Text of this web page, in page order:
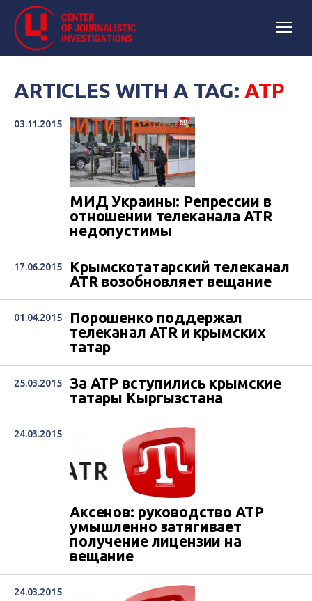
ARTICLES WITH A TAG: АТР
03.11.2015
МИД Украины: Репрессии в
отношении телеканала ATR
недопустимы
17.06.2015
Крымскотатарский телеканал
ATR возобновляет вещание
01.04.2015
Порошенко поддержал
телеканал ATR и крымских
татар
25.03.2015
За АТР вступились крымские
татары Кыргызстана
24.03.2015
Аксенов: руководство АТР
умышленно затягивает
получение лицензии на
вещание
24.03.2015